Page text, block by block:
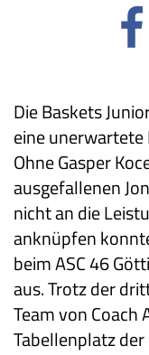
Die Baskets
eine
Ohne Gasper
ausgefallenen
nicht an die
anknüpfen
beim ASC 46
aus. Trotz der
Team von Coach
Tabellenplatz